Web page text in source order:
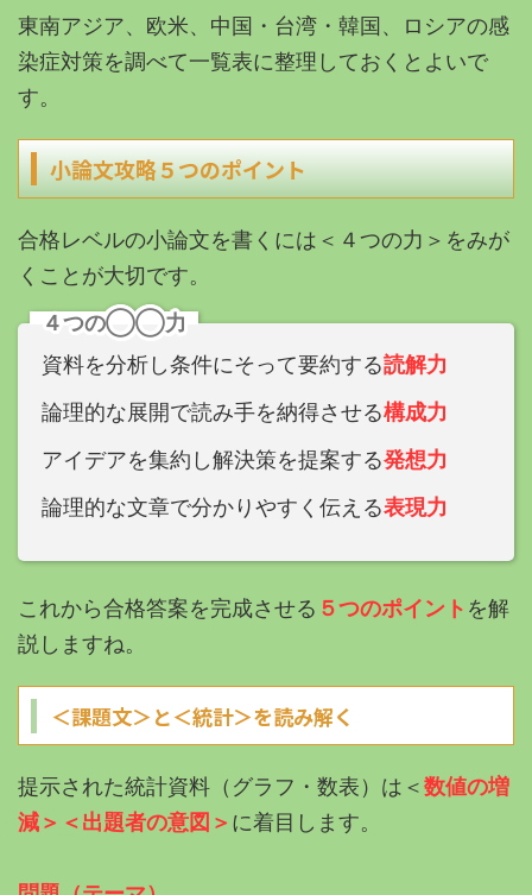
東南アジア、欧米、中国・台湾・韓国、ロシアの感
染症対策を調べて一覧表に整理しておくとよいで
す。
小論文攻略５つのポイント
合格レベルの小論文を書くには＜４つの力＞をみが
くことが大切です。
４つの◯◯力
資料を分析し条件にそって要約する読解力
論理的な展開で読み手を納得させる構成力
アイデアを集約し解決策を提案する発想力
論理的な文章で分かりやすく伝える表現力
これから合格答案を完成させる ５つのポイント を解
説しますね。
＜課題文＞と＜統計＞を読み解く
提示された統計資料（グラフ・数表）は＜ 数値の増
減＞＜出題者の意図＞ に着目します。